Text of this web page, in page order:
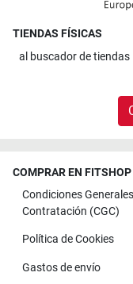
TIENDAS FÍSICAS
al buscador de tiendas
COMPRAR EN FITSHOP
Condiciones
Contratación (CGC)
Política de Cookies
Gastos de envío